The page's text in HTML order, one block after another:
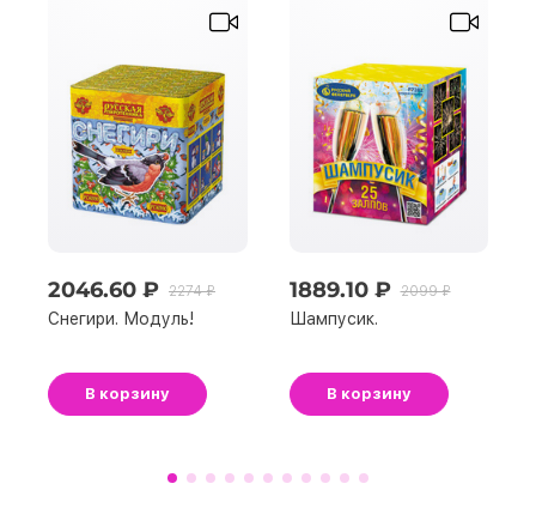
2046.60 ₽ 2274 ₽
Снегири. Модуль!
В корзину
1889.10 ₽ 2099 ₽
Шампусик.
В корзину